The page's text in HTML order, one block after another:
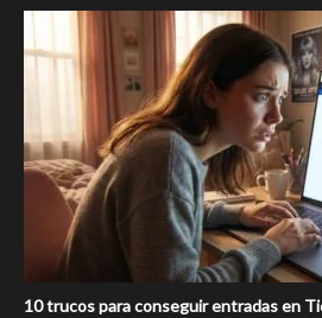
10 trucos para conseguir entradas en